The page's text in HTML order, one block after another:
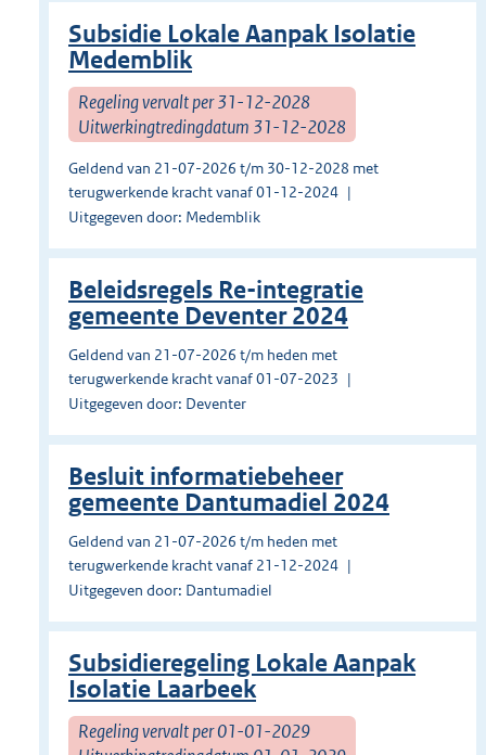
Subsidie Lokale Aanpak Isolatie
Medemblik
Regeling vervalt per 31-12-2028
Uitwerkingtredingdatum 31-12-2028
Geldend van 21-07-2026 t/m 30-12-2028 met
terugwerkende kracht vanaf 01-12-2024
Uitgegeven door: Medemblik
Beleidsregels Re-integratie
gemeente Deventer 2024
Geldend van 21-07-2026 t/m heden met
terugwerkende kracht vanaf 01-07-2023
Uitgegeven door: Deventer
Besluit informatiebeheer
gemeente Dantumadiel 2024
Geldend van 21-07-2026 t/m heden met
terugwerkende kracht vanaf 21-12-2024
Uitgegeven door: Dantumadiel
Subsidieregeling Lokale Aanpak
Isolatie Laarbeek
Regeling vervalt per 01-01-2029